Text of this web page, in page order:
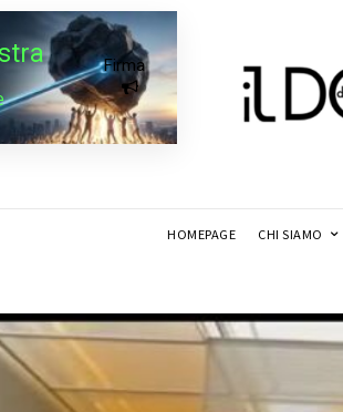
Firma
HOMEPAGE CHI SIAMO